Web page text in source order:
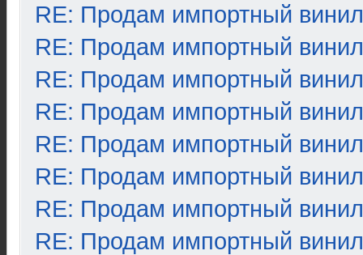
RE: Продам импортный винил
RE: Продам импортный винил
RE: Продам импортный винил
RE: Продам импортный винил
RE: Продам импортный винил
RE: Продам импортный винил
RE: Продам импортный винил
RE: Продам импортный винил